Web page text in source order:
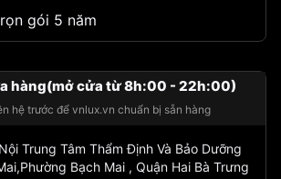
gói 5 năm
hàng(mở cửa từ 8h:00 - 22h:00)
hệ trước để vnlux.vn chuẩn bị sẵn hàng
Trung Tâm Thẩm Định Và Bảo Dưỡng
Bạch Mai , Quận Hai Bà Trưng